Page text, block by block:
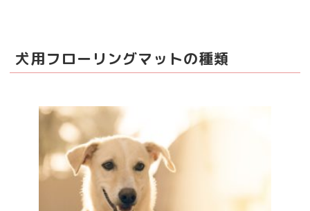
犬用フローリングマットの種類